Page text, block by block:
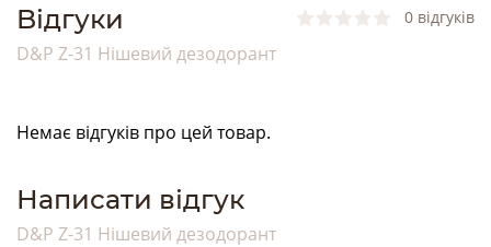
Bідгуки
D&P Z-31 Нішевий дезодорант
0 відгуків
Немає відгуків про цей товар.
Написати відгук
D&P Z-31 Нішевий дезодорант